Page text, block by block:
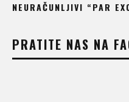
NEURAČUNLJIVI “PAR
PRATITE NAS NA